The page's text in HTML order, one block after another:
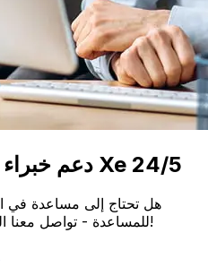
دعم خبراء النقل العالمي للخبراء Xe 24/5
هل تحتاج إلى مساعدة في
للمساعدة - تواصل معنا اليوم للحصول على دعم مخصص!